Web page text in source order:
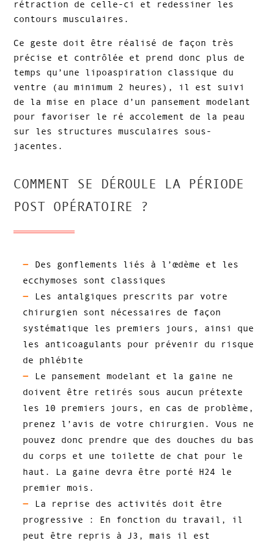
rétraction de celle-ci et redessiner les
contours musculaires.
Ce geste doit être réalisé de façon très
précise et contrôlée et prend donc plus de
temps qu’une lipoaspiration classique du
ventre (au minimum 2 heures), il est suivi
de la mise en place d’un pansement modelant
pour favoriser le ré accolement de la peau
sur les structures musculaires sous-
jacentes.
COMMENT SE DÉROULE LA PÉRIODE
POST OPÉRATOIRE ?
Des gonflements liés à l’œdème et les
ecchymoses sont classiques
Les antalgiques prescrits par votre
chirurgien sont nécessaires de façon
systématique les premiers jours, ainsi que
les anticoagulants pour prévenir du risque
de phlébite
Le pansement modelant et la gaine ne
doivent être retirés sous aucun prétexte
les 10 premiers jours, en cas de problème,
prenez l’avis de votre chirurgien. Vous ne
pouvez donc prendre que des douches du bas
du corps et une toilette de chat pour le
haut. La gaine devra être porté H24 le
premier mois.
La reprise des activités doit être
progressive : En fonction du travail, il
peut être repris à J3, mais il est